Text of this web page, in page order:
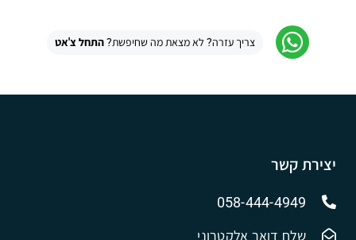
צריך עזרה? לא מצאת מה שחיפשת?התחל צ'אט
יצירת קשר
058-444-4949
שלח דואר אלקטרוני